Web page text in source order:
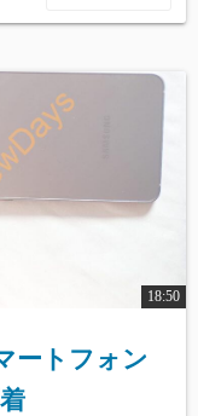
18:50
ートフォン